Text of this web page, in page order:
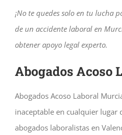
¡No te quedes solo en tu lucha
de un accidente laboral en
obtener apoyo legal experto.
Abogados Acoso
Abogados Acoso Laboral
inaceptable en cualquier lugar
abogados laboralistas en